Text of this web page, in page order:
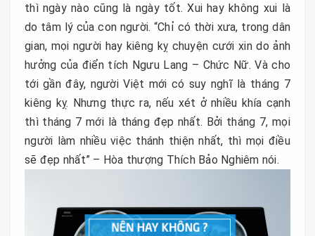
thì ngày nào cũng là ngày tốt. Xui hay không xui là
do tâm lý của con người. “Chỉ có thời xưa, trong dân
gian, mọi người hay kiêng kỵ chuyện cưới xin do ảnh
hưởng của điển tích Ngưu Lang – Chức Nữ. Và cho
tới gần đây, người Việt mới có suy nghĩ là tháng 7
kiêng kỵ. Nhưng thực ra, nếu xét ở nhiều khía cạnh
thì tháng 7 mới là tháng đẹp nhất. Bởi tháng 7, mọi
người làm nhiều việc thánh thiện nhất, thì mọi điều
sẽ đẹp nhất” – Hòa thượng Thích Bảo Nghiêm nói.